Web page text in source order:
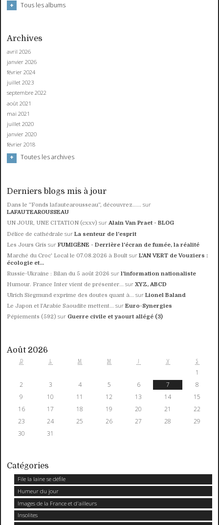
Tous les albums
Archives
avril 2026
janvier 2026
février 2024
juillet 2023
septembre 2022
août 2021
mai 2021
juillet 2020
janvier 2020
février 2018
Toutes les archives
Derniers blogs mis à jour
Dans le ”Fonds lafautearousseau”, découvrez...... sur
LAFAUTEAROUSSEAU
UN JOUR, UNE CITATION (cxxv) surAlain Van Praet - BLOG
Délice de cathédrale surLa senteur de l'esprit
Les Jours Gris surFUMIGÈNE - Derrière l'écran de fumée, la réalité
Marché du Croc' Local le 07.08.2026 à Boult surL'AN VERT de Vouziers :
écologie et...
Russie-Ukraine : Bilan du 5 août 2026 surl'information nationaliste
Humour. France Inter vient de présenter... surXYZ, ABCD
Ulrich Siegmund exprime des doutes quant à... surLionel Baland
Le Japon et l’Arabie Saoudite mettent... surEuro-Synergies
Pépiements (592) sur Guerre civile et yaourt allégé (3)
Août 2026
D L M M V S
1
2
3 4 5 6 7
8
9
10 11 12 13 14
15
16
17 18 19 20 21
22
23
24 25 26 27 28
29
30
31
Catégories
File la laine se défile
Humeur du jour
Images de la France et d'ailleurs
Insolites